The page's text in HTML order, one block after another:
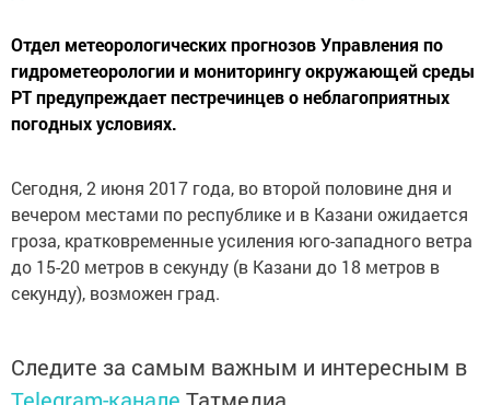
Отдел метеорологических прогнозов Управления по
гидрометеорологии и мониторингу окружающей среды
РТ предупреждает пестречинцев о неблагоприятных
погодных условиях.
Сегодня, 2 июня 2017 года, во второй половине дня и
вечером местами по республике и в Казани ожидается
гроза, кратковременные усиления юго-западного ветра
до 15-20 метров в секунду (в Казани до 18 метров в
секунду), возможен град.
Следите за самым важным и интересным в